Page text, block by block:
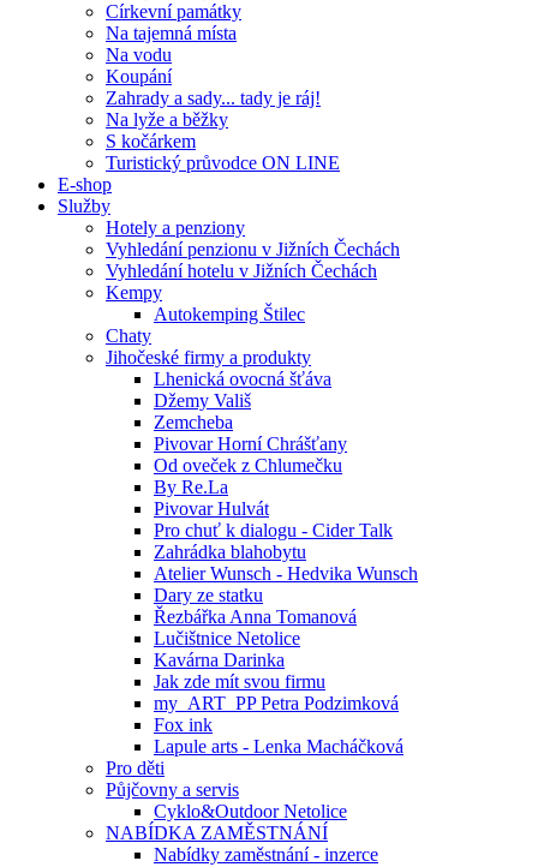
Církevní památky
Na tajemná místa
Na vodu
Koupání
Zahrady a sady... tady je ráj!
Na lyže a běžky
S kočárkem
Turistický průvodce ON LINE
E-shop
Služby
Hotely a penziony
Vyhledání penzionu v Jižních Čechách
Vyhledání hotelu v Jižních Čechách
Kempy
Autokemping Štilec
Chaty
Jihočeské firmy a produkty
Lhenická ovocná šťáva
Džemy Vališ
Zemcheba
Pivovar Horní Chrášťany
Od oveček z Chlumečku
By Re.La
Pivovar Hulvát
Pro chuť k dialogu - Cider Talk
Zahrádka blahobytu
Atelier Wunsch - Hedvika Wunsch
Dary ze statku
Řezbářka Anna Tomanová
Lučištnice Netolice
Kavárna Darinka
Jak zde mít svou firmu
my_ART_PP Petra Podzimková
Fox ink
Lapule arts - Lenka Macháčková
Pro děti
Půjčovny a servis
Cyklo&Outdoor Netolice
NABÍDKA ZAMĚSTNÁNÍ
Nabídky zaměstnání - inzerce